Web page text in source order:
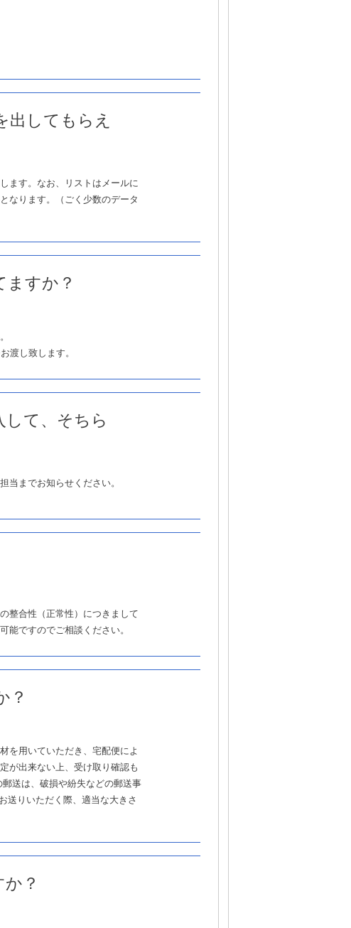
出してもらえ
ます。なお、リストはメールに
なります。（ごく少数のデータ
すか？
渡し致します。
て、そちら
当までお知らせください。
整合性（正常性）につきまして
能ですのでご相談ください。
？
を用いていただき、宅配便によ
が出来ない上、受け取り確認も
送は、破損や紛失などの郵送事
送りいただく際、適当な大きさ
？